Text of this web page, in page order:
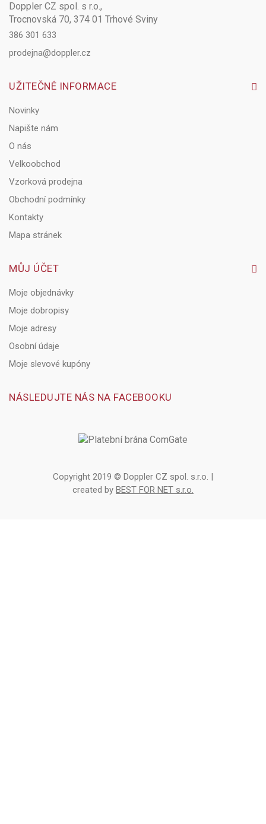
Doppler CZ spol. s r.o.,
Trocnovská 70, 374 01 Trhové Sviny
386 301 633
prodejna@doppler.cz
UŽITEČNÉ INFORMACE
Novinky
Napište nám
O nás
Velkoobchod
Vzorková prodejna
Obchodní podmínky
Kontakty
Mapa stránek
MŮJ ÚČET
Moje objednávky
Moje dobropisy
Moje adresy
Osobní údaje
Moje slevové kupóny
NÁSLEDUJTE NÁS NA FACEBOOKU
Copyright 2019 © Doppler CZ spol. s.r.o. |
created by BEST FOR NET s.r.o.